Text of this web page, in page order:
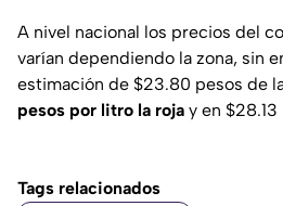
A nivel nacional los precios del
varían dependiendo la zona, sin
estimación de $23.80 pesos de
pesos por litro la roja y en
Tags relacionados